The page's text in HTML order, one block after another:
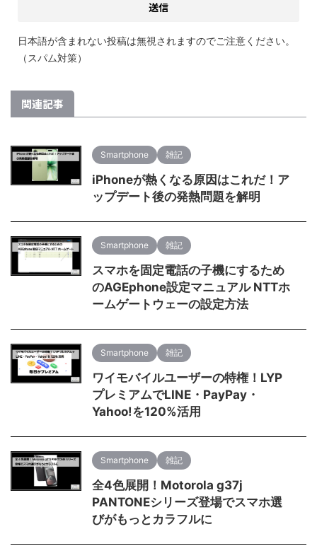
日本語が含まれない投稿は無視されますのでご注意ください。
（スパム対策）
関連記事
Smartphone 雑記
iPhoneが熱くなる原因はこれだ！ア
ップデート後の発熱問題を解明
Smartphone 雑記
スマホを固定電話の子機にするため
のAGEphone設定マニュアル NTTホ
ームゲートウェーの設定方法
Smartphone 雑記
ワイモバイルユーザーの特権！LYP
プレミアムでLINE・PayPay・
Yahoo!を120%活用
Smartphone 雑記
全4色展開！Motorola g37j
PANTONEシリーズ登場でスマホ選
びがもっとカラフルに